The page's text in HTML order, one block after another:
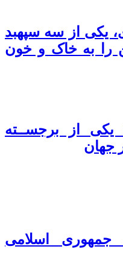
یکی از سه سپهبد
را به خاک و خون
یکی از برجســته
جهان
جمهوری اسلامی